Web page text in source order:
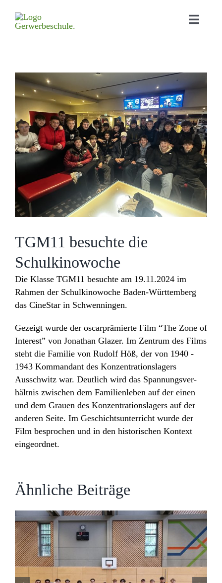
Aktu­elles
Bildungs­angebot
Orga­ni­sa­tion
Schul­leben
Down­loads
Kontakt
Daten­schutz­er­klä­rung
TGM11 besuchte die
Schulkinowoche
Die Klasse TGM11 besuchte am 19.11.2024 im
Rahmen der Schul­ki­no­woche Baden-Würt­tem­berg
das Cine­Star in Schwenningen.
Gezeigt wurde der oscar­prä­mierte Film “The Zone of
Inte­rest” von Jona­than Glazer. Im Zentrum des Films
steht die Familie von Rudolf Höß, der von 1940 -
1943 Komman­dant des Konzen­tra­ti­ons­la­gers
Ausschwitz war. Deut­lich wird das Span­nungs­ver­
hältnis zwischen dem Fami­li­en­leben auf der einen
und dem Grauen des Konzen­tra­ti­ons­la­gers auf der
anderen Seite. Im Geschichts­un­ter­richt wurde der
Film bespro­chen und in den histo­ri­schen Kontext
eingeordnet.
Ähnliche Beiträge